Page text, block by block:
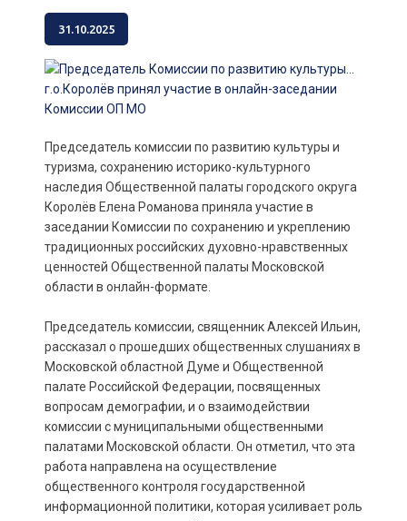
31.10.2025
Председатель комиссии по развитию культуры и
туризма, сохранению историко-культурного
наследия Общественной палаты городского округа
Королёв Елена Романова приняла участие в
заседании Комиссии по сохранению и укреплению
традиционных российских духовно-нравственных
ценностей Общественной палаты Московской
области в онлайн-формате.
Председатель комиссии, священник Алексей Ильин,
рассказал о прошедших общественных слушаниях в
Московской областной Думе и Общественной
палате Российской Федерации, посвященных
вопросам демографии, и о взаимодействии
комиссии с муниципальными общественными
палатами Московской области. Он отметил, что эта
работа направлена на осуществление
общественного контроля государственной
информационной политики, которая усиливает роль